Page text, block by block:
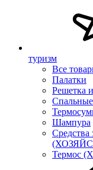
туризм
Все
Палатки
Решетка
Шампура
Термос